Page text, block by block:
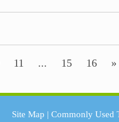
11 ... 15 16 »
Site Map | Commonly Used